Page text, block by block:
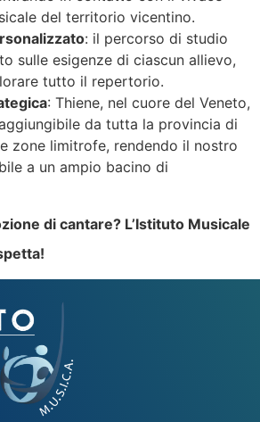
del territorio vicentino.
: il percorso di studio
sulle esigenze di ciascun allievo,
tutto il repertorio.
: Thiene, nel cuore del Veneto,
da tutta la provincia di
zone limitrofe, rendendo il nostro
a un ampio bacino di
di cantare? L’Istituto Musicale